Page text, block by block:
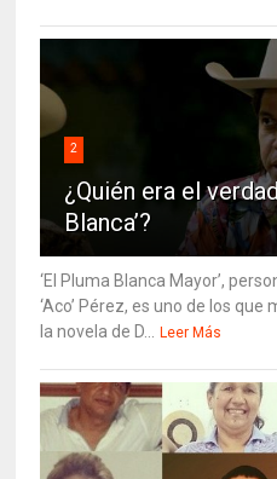
2
¿Quién era el
Blanca’?
‘El Pluma Blanca Mayor’,
‘Aco’ Pérez, es uno de los
la novela de D... Leer Más